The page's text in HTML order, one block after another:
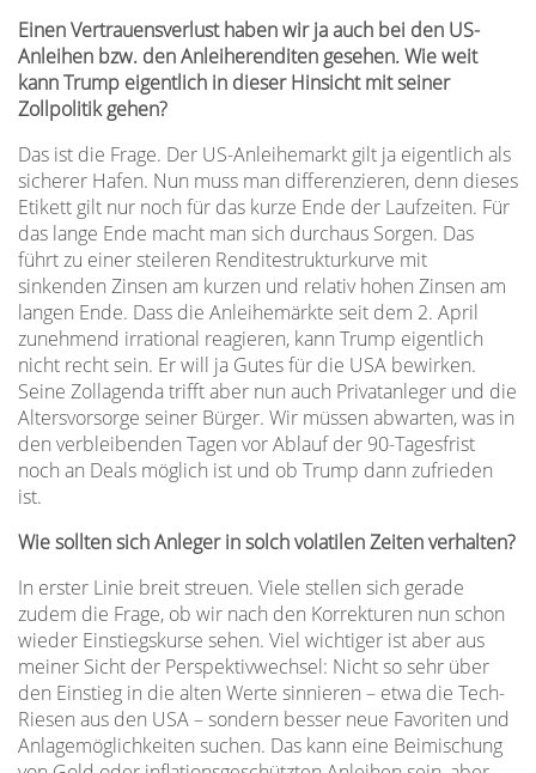
Einen Vertrauensverlust haben wir ja auch bei den US-
Anleihen bzw. den Anleiherenditen gesehen. Wie weit
kann Trump eigentlich in dieser Hinsicht mit seiner
Zollpolitik gehen?
Das ist die Frage. Der US-Anleihemarkt gilt ja eigentlich als
sicherer Hafen. Nun muss man differenzieren, denn dieses
Etikett gilt nur noch für das kurze Ende der Laufzeiten. Für
das lange Ende macht man sich durchaus Sorgen. Das
führt zu einer steileren Renditestrukturkurve mit
sinkenden Zinsen am kurzen und relativ hohen Zinsen am
langen Ende. Dass die Anleihemärkte seit dem 2. April
zunehmend irrational reagieren, kann Trump eigentlich
nicht recht sein. Er will ja Gutes für die USA bewirken.
Seine Zollagenda trifft aber nun auch Privatanleger und die
Altersvorsorge seiner Bürger. Wir müssen abwarten, was in
den verbleibenden Tagen vor Ablauf der 90-Tagesfrist
noch an Deals möglich ist und ob Trump dann zufrieden
ist.
Wie sollten sich Anleger in solch volatilen Zeiten verhalten?
In erster Linie breit streuen. Viele stellen sich gerade
zudem die Frage, ob wir nach den Korrekturen nun schon
wieder Einstiegskurse sehen. Viel wichtiger ist aber aus
meiner Sicht der Perspektivwechsel: Nicht so sehr über
den Einstieg in die alten Werte sinnieren – etwa die Tech-
Riesen aus den USA – sondern besser neue Favoriten und
Anlagemöglichkeiten suchen. Das kann eine Beimischung